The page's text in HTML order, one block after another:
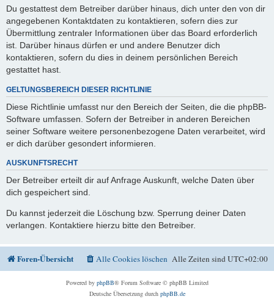
Du gestattest dem Betreiber darüber hinaus, dich unter den von dir
angegebenen Kontaktdaten zu kontaktieren, sofern dies zur
Übermittlung zentraler Informationen über das Board erforderlich
ist. Darüber hinaus dürfen er und andere Benutzer dich
kontaktieren, sofern du dies in deinem persönlichen Bereich
gestattet hast.
GELTUNGSBEREICH DIESER RICHTLINIE
Diese Richtlinie umfasst nur den Bereich der Seiten, die die phpBB-
Software umfassen. Sofern der Betreiber in anderen Bereichen
seiner Software weitere personenbezogene Daten verarbeitet, wird
er dich darüber gesondert informieren.
AUSKUNFTSRECHT
Der Betreiber erteilt dir auf Anfrage Auskunft, welche Daten über
dich gespeichert sind.
Du kannst jederzeit die Löschung bzw. Sperrung deiner Daten
verlangen. Kontaktiere hierzu bitte den Betreiber.
Foren-Übersicht Alle Zeiten sindUTC+02:00
Alle Cookies löschen
Powered by phpBB® Forum Software © phpBB Limited
Deutsche Übersetzung durch phpBB.de